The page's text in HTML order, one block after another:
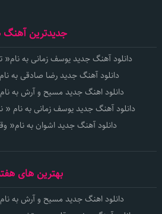
جدیدترین آهنگ
دانلود آهنگ جدید یوسف زمانی به نام«
دانلود آهنگ جدید رضا صادقی به
دانلود اهنگ جدید مسیح و آرش به
دانلود آهنگ جدید یوسف زمانی به نام
دانلود آهنگ جدید اشوان به نام«
بهترین های
دانلود اهنگ جدید مسیح و آرش به